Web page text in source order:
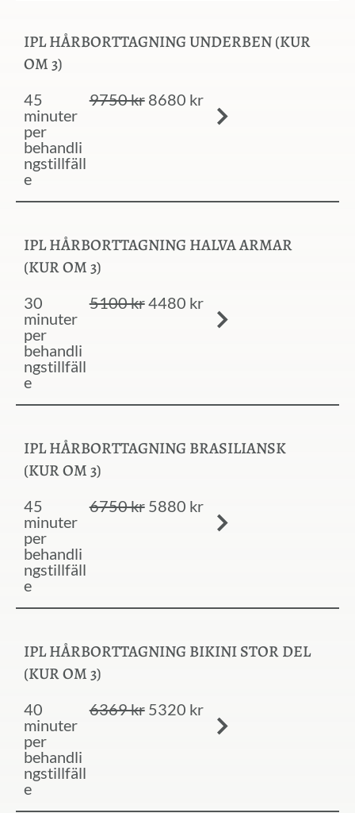
IPL HÅRBORTTAGNING UNDERBEN (KUR
OM 3)
45
minuter
per
behandli
ngstillfäll
e
9750 kr8680 kr
IPL HÅRBORTTAGNING HALVA ARMAR
(KUR OM 3)
30
minuter
per
behandli
ngstillfäll
e
5100 kr4480 kr
IPL HÅRBORTTAGNING BRASILIANSK
(KUR OM 3)
45
minuter
per
behandli
ngstillfäll
e
6750 kr5880 kr
IPL HÅRBORTTAGNING BIKINI STOR DEL
(KUR OM 3)
40
minuter
per
behandli
ngstillfäll
e
6369 kr5320 kr